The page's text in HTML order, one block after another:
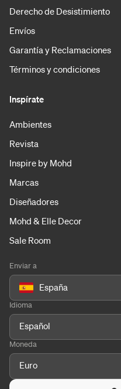
Derecho de Desistimiento
Envíos
Garantía y Reclamaciones
Términos y condiciones
Inspírate
Ambientes
Revista
Inspire by Mohd
Marcas
Diseñadores
Mohd & Elle Decor
Sale Room
Enviar a
España
Idioma
Español
Moneda
Euro